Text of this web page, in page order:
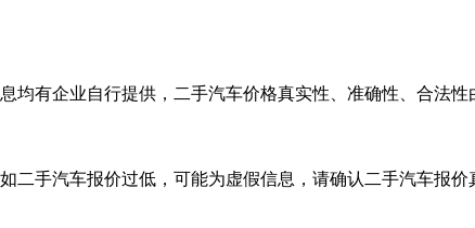
有企业自行提供，二手汽车价格真实性、准确性、合法
手汽车报价过低，可能为虚假信息，请确认二手汽车报价